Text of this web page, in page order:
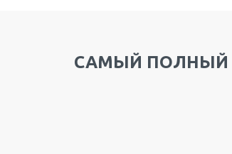
САМЫЙ ПОЛНЫЙ